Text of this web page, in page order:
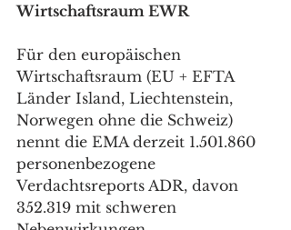
Wirtschaftsraum EWR
Für den europäischen
Wirtschaftsraum (EU + EFTA
Länder Island, Liechtenstein,
Norwegen ohne die Schweiz)
nennt die EMA derzeit 1.501.860
personenbezogene
Verdachtsreports ADR, davon
352.319 mit schweren